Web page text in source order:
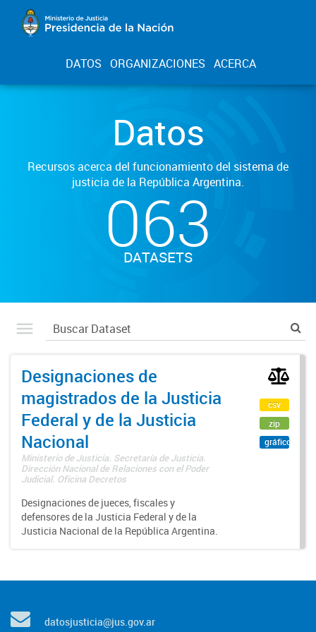
DATOS ORGANIZACIONES ACERCA
Datos
Recursos acerca del funcionamiento del sistema de
justicia de la República Argentina.
063
DATASETS
Designaciones de
magistrados de la Justicia
Federal y de la Justicia
Nacional
Ministerio de Justicia. Secretaría de Justicia.
Dirección Nacional de Relaciones con el Poder
Judicial. Oficina Decretos
Designaciones de jueces, fiscales y
defensores de la Justicia Federal y de la
Justicia Nacional de la República Argentina.
csv
zip
gráfico
datosjusticia@jus.gov.ar